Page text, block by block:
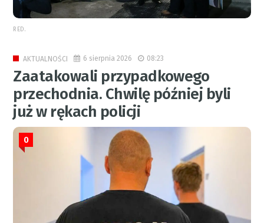
RED.
AKTUALNOŚCI 6 sierpnia 2026 08:23
Zaatakowali przypadkowego
przechodnia. Chwilę później byli
już w rękach policji
0